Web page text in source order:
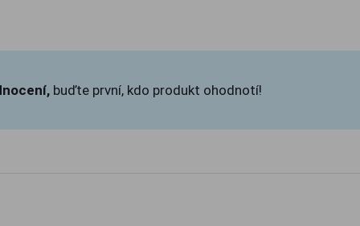
buďte první, kdo produkt ohodnotí!